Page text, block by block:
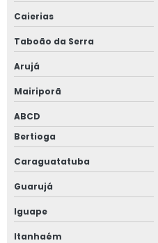
Caierias
Taboão da Serra
Arujá
Mairiporã
ABCD
Bertioga
Caraguatatuba
Guarujá
Iguape
Itanhaém